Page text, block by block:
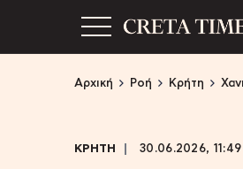
Αρχική Ροή Κρήτη
ΚΡΗΤΗ 30.06.2026, 11:49